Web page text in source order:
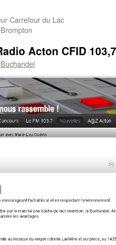
Carrefour du Lac
Acton CFID
Buchandel